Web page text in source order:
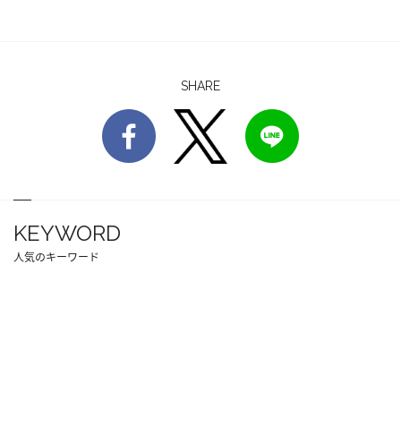
SHARE
KEYWORD
人気のキーワード